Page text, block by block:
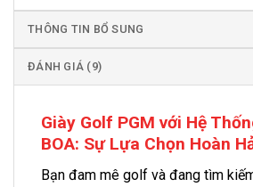
THÔNG TIN BỔ SUNG
ĐÁNH GIÁ (9)
Giày Golf PGM với Hệ
BOA: Sự Lựa Chọn Hoàn
Bạn đam mê golf và đang tìm